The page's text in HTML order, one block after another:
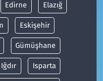
Edirne Elazığ
Eskişehir
Gümüşhane
Iğdır Isparta